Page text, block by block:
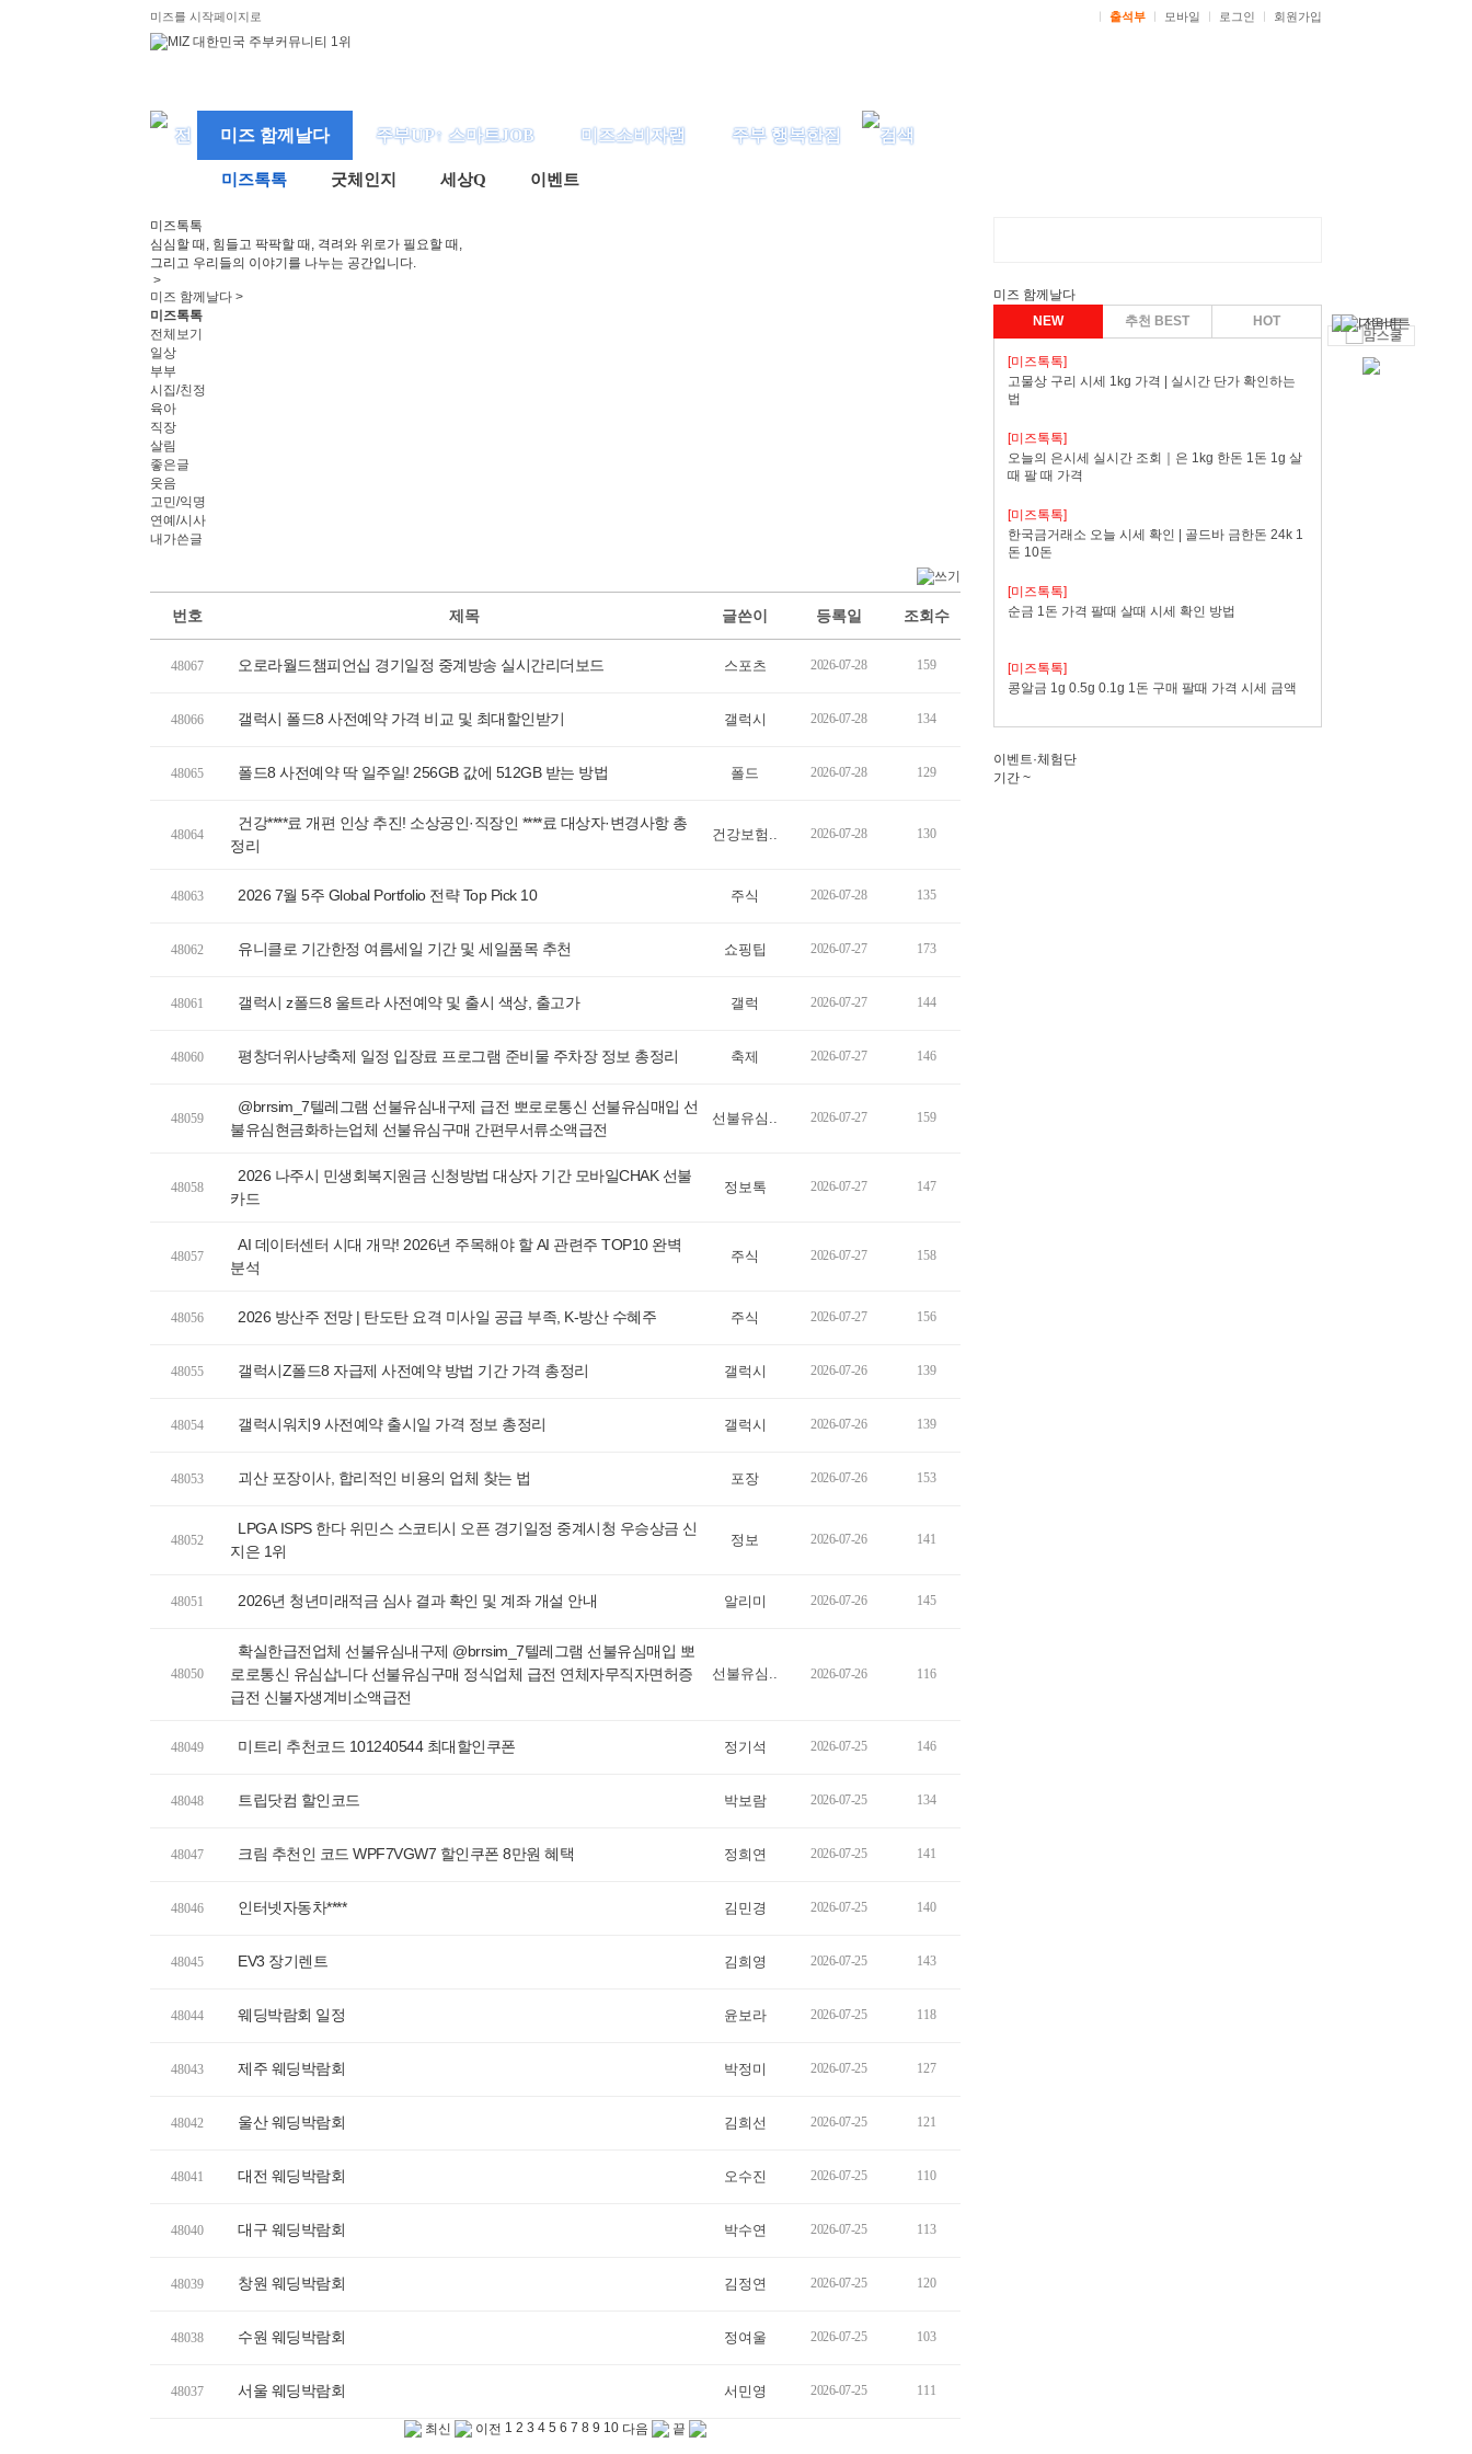
미즈를 시작페이지로 출석부 모바일 로그인 회원가입
미즈 함께날다 주부UP↑ 스마트JOB 미즈소비자랩 주부 행복한집
미즈톡톡 굿체인지 세상Q 이벤트
미즈톡톡
심심할 때, 힘들고 팍팍할 때, 격려와 위로가 필요할 때,
그리고 우리들의 이야기를 나누는 공간입니다.
>
미즈 함께날다 >
미즈톡톡
전체보기
일상
부부
시집/친정
육아
직장
살림
좋은글
웃음
고민/익명
연예/시사
내가쓴글
번호 제목 글쓴이 등록일 조회수
48067 오로라월드챔피언십 경기일정 중계방송 실시간리더보드 스포츠 2026-07-28 159
48066 갤럭시 폴드8 사전예약 가격 비교 및 최대할인받기 갤럭시 2026-07-28 134
48065 폴드8 사전예약 딱 일주일! 256GB 값에 512GB 받는 방법 폴드 2026-07-28 129
48064
건강****료 개편 인상 추진! 소상공인·직장인 ****료 대상자·변경사항 총
정리
건강보험.. 2026-07-28 130
48063 2026 7월 5주 Global Portfolio 전략 Top Pick 10 주식 2026-07-28 135
48062 유니클로 기간한정 여름세일 기간 및 세일품목 추천 쇼핑팁 2026-07-27 173
48061 갤럭시 z폴드8 울트라 사전예약 및 출시 색상, 출고가 갤럭 2026-07-27 144
48060 평창더위사냥축제 일정 입장료 프로그램 준비물 주차장 정보 총정리 축제 2026-07-27 146
48059
@brrsim_7텔레그램 선불유심내구제 급전 뽀로로통신 선불유심매입 선
불유심현금화하는업체 선불유심구매 간편무서류소액급전
선불유심.. 2026-07-27 159
48058
2026 나주시 민생회복지원금 신청방법 대상자 기간 모바일CHAK 선불
카드
정보톡 2026-07-27 147
48057
AI 데이터센터 시대 개막! 2026년 주목해야 할 AI 관련주 TOP10 완벽
분석
주식 2026-07-27 158
48056 2026 방산주 전망 | 탄도탄 요격 미사일 공급 부족, K-방산 수혜주 주식 2026-07-27 156
48055 갤럭시Z폴드8 자급제 사전예약 방법 기간 가격 총정리 갤럭시 2026-07-26 139
48054 갤럭시워치9 사전예약 출시일 가격 정보 총정리 갤럭시 2026-07-26 139
48053 괴산 포장이사, 합리적인 비용의 업체 찾는 법 포장 2026-07-26 153
48052
LPGA ISPS 한다 위민스 스코티시 오픈 경기일정 중계시청 우승상금 신
지은 1위
정보 2026-07-26 141
48051 2026년 청년미래적금 심사 결과 확인 및 계좌 개설 안내 알리미 2026-07-26 145
48050
확실한급전업체 선불유심내구제 @brrsim_7텔레그램 선불유심매입 뽀
로로통신 유심삽니다 선불유심구매 정식업체 급전 연체자무직자면허증
급전 신불자생계비소액급전
선불유심.. 2026-07-26 116
48049 미트리 추천코드 101240544 최대할인쿠폰 정기석 2026-07-25 146
48048 트립닷컴 할인코드 박보람 2026-07-25 134
48047 크림 추천인 코드 WPF7VGW7 할인쿠폰 8만원 혜택 정희연 2026-07-25 141
48046 인터넷자동차**** 김민경 2026-07-25 140
48045 EV3 장기렌트 김희영 2026-07-25 143
48044 웨딩박람회 일정 윤보라 2026-07-25 118
48043 제주 웨딩박람회 박정미 2026-07-25 127
48042 울산 웨딩박람회 김희선 2026-07-25 121
48041 대전 웨딩박람회 오수진 2026-07-25 110
48040 대구 웨딩박람회 박수연 2026-07-25 113
48039 창원 웨딩박람회 김정연 2026-07-25 120
48038 수원 웨딩박람회 정여울 2026-07-25 103
48037 서울 웨딩박람회 서민영 2026-07-25 111
최신 이전 1 2 3 4 5 6 7 8 9 10 다음 끝
미즈 함께날다
NEW
추천 BEST HOT
[미즈톡톡]
고물상 구리 시세 1kg 가격 | 실시간 단가 확인하는
법
[미즈톡톡]
오늘의 은시세 실시간 조회｜은 1kg 한돈 1돈 1g 살
때 팔 때 가격
[미즈톡톡]
한국금거래소 오늘 시세 확인 | 골드바 금한돈 24k 1
돈 10돈
[미즈톡톡]
순금 1돈 가격 팔때 살때 시세 확인 방법
[미즈톡톡]
콩알금 1g 0.5g 0.1g 1돈 구매 팔때 가격 시세 금액
이벤트·체험단
기간 ~